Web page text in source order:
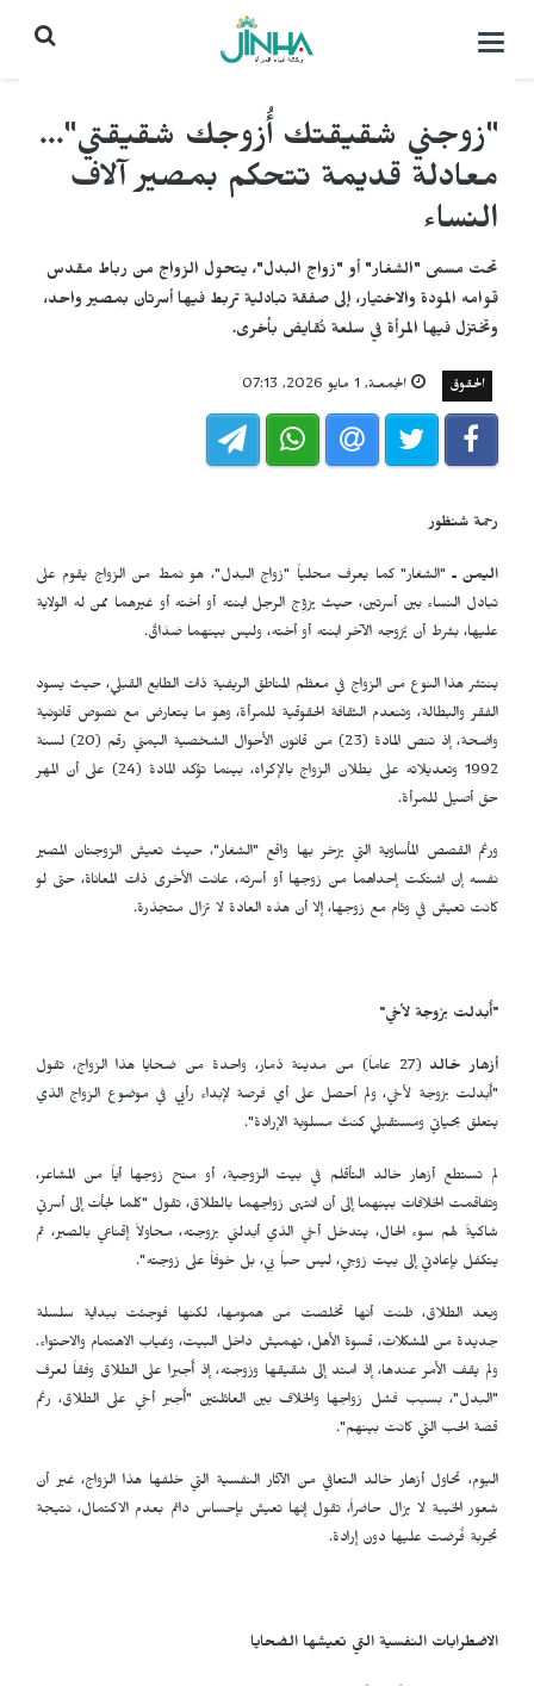
التحكم
"زوجني شقيقتك أُزوجك شقيقتي"...
معادلة قديمة تتحكم بمصير آلاف
النساء
تحت مسمى "الشغار" أو "زواج البدل"، يتحول الزواج من رباط مقدس
قوامه المودة والاختيار، إلى صفقة تبادلية تربط فيها أسرتان بمصير واحد،
وتختزل فيها المرأة في سلعة تُقايض بأخرى.
الحقوق الجمعـة, 1 مايو 2026, 07:13
رحمة شنظور
اليمن ـ "الشغار" كما يعرف محلياً "زواج البدل"، هو نمط من الزواج يقوم على
تبادل النساء بين أسرتين، حيث يزوِّج الرجل ابنته أو أخته أو غيرهما ممن له الولاية
عليها، بشرط أن يُزوجه الآخر ابنته أو أخته، وليس بينهما صَدَاقٌ.
ينتشر هذا النوع من الزواج في معظم المناطق الريفية ذات الطابع القبلي، حيث يسود
الفقر والبطالة، وتنعدم الثقافة الحقوقية للمرأة، وهو ما يتعارض مع نصوص قانونية
واضحة، إذ تنص المادة (23) من قانون الأحوال الشخصية اليمني رقم (20) لسنة
1992 وتعديلاته على بطلان الزواج بالإكراه، بينما تؤكد المادة (24) على أن المهر
حق أصيل للمرأة.
ورغم القصص المأساوية التي يزخر بها واقع "الشغار"، حيث تعيش الزوجتان المصير
نفسه إن اشتكت إحداهما من زوجها أو أسرته، عانت الأخرى ذات المعاناة، حتى لو
كانت تعيش في وئام مع زوجها، إلا أن هذه العادة لا تزال متجذرة.
"أُبدلت بزوجة لأخي"
أزهار خالد
(27 عاماً) من مدينة ذمار، واحدة من ضحايا هذا الزواج، تقول
"أُبدلت بزوجة لأخي، ولم أحصل على أي فرصة لإبداء رأيي في موضوع الزواج الذي
يتعلق بحياتي ومستقبلي كنتُ مسلوبة الإرادة".
لم تستطع أزهار خالد التأقلم في بيت الزوجية، أو منح زوجها أياً من المشاعر،
وتفاقمت الخلافات بينهما إلى أن انتهى زواجهما بالطلاق، تقول "كلما لجأت إلى أسرتي
شاكيةً لهم سوء الحال، يتدخل أخي الذي أبدلني بزوجته، محاولاً إقناعي بالصبر، ثم
يتكفل بإعادتي إلى بيت زوجي، ليس حباً بي، بل خوفاً على زوجته".
وبعد الطلاق، ظنت أنها تخلصت من همومها، لكنها فوجئت ببداية سلسلة
جديدة من المشكلات، قسوة الأهل، تهميش داخل البيت، وغياب الاهتمام والاحتواء.
ولم يقف الأمر عندها، إذ امتد إلى شقيقها وزوجته، إذ أُجبرا على الطلاق وفقاً لعرف
"البدل"، بسبب فشل زواجها والخلاف بين العائلتين "أُجبر أخي على الطلاق، رغم
قصة الحب التي كانت بينهم".
اليوم، تحاول أزهار خالد التعافي من الآثار النفسية التي خلفها هذا الزواج، غير أن
شعور الخيبة لا يزال حاضراً، تقول إنها تعيش بإحساس دائم بعدم الاكتمال، نتيجة
تجربة فُرضت عليها دون إرادة.
الاضطرابات النفسية التي تعيشها الضحايا